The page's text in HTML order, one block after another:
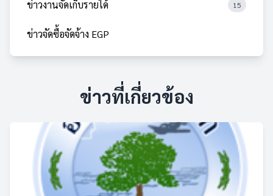
ข่าวงานจัดเก็บรายได้ 15
ข่าวจัดซื้อจัดจ้าง EGP
ข่าวที่เกี่ยวข้อง